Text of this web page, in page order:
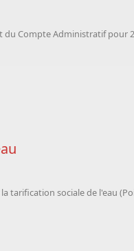
Compte Administratif pour
tarification sociale de l'eau